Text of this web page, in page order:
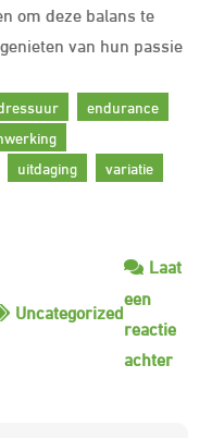
om deze balans te
van hun passie
endurance
uitdaging
variatie
Uncategorized
Laat
een
reactie
achterop